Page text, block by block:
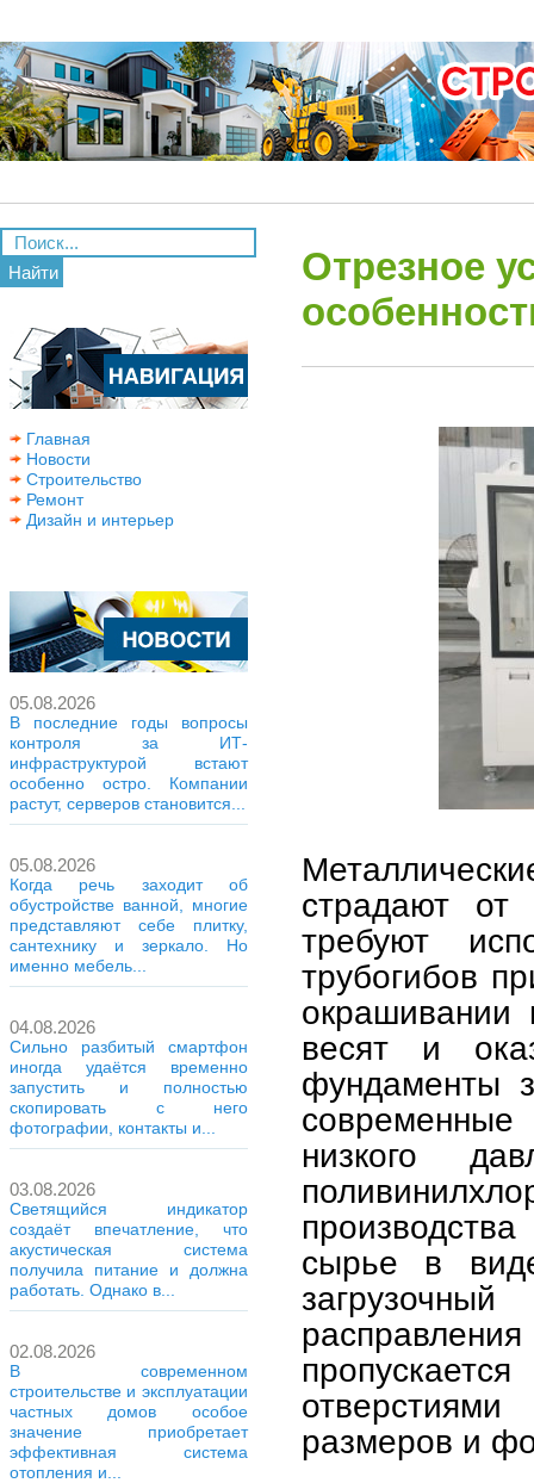
Найти
Главная
Новости
Строительство
Ремонт
Дизайн и интерьер
05.08.2026
В последние годы вопросы
контроля за ИТ-
инфраструктурой встают
особенно остро. Компании
растут, серверов становится...
05.08.2026
Когда речь заходит об
обустройстве ванной, многие
представляют себе плитку,
сантехнику и зеркало. Но
именно мебель...
04.08.2026
Сильно разбитый смартфон
иногда удаётся временно
запустить и полностью
скопировать с него
фотографии, контакты и...
03.08.2026
Светящийся индикатор
создаёт впечатление, что
акустическая система
получила питание и должна
работать. Однако в...
02.08.2026
В современном
строительстве и эксплуатации
частных домов особое
значение приобретает
эффективная система
отопления и...
Отрезное
страдают от
требуют
трубогибов
окрашивании
весят и
фундаменты
низкого
сырье в
размеров и